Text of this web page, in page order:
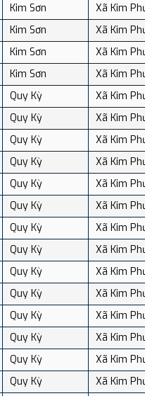
Kim Sơn
Xã Kim
Kim Sơn
Xã Kim
Kim Sơn
Xã Kim
Kim Sơn
Xã Kim
Quy Kỳ
Xã Kim
Quy Kỳ
Xã Kim
Quy Kỳ
Xã Kim
Quy Kỳ
Xã Kim
Quy Kỳ
Xã Kim
Quy Kỳ
Xã Kim
Quy Kỳ
Xã Kim
Quy Kỳ
Xã Kim
Quy Kỳ
Xã Kim
Quy Kỳ
Xã Kim
Quy Kỳ
Xã Kim
Quy Kỳ
Xã Kim
Quy Kỳ
Xã Kim
Quy Kỳ
Xã Kim